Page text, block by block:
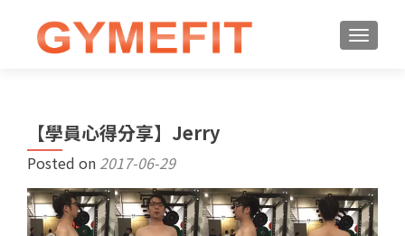
【學員心得分享】Jerry
Posted on 2017-06-29